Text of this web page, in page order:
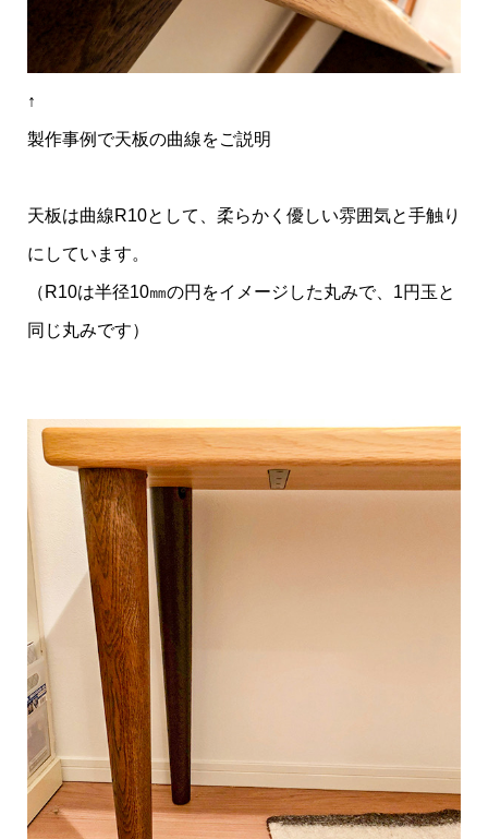
↑
製作事例で天板の曲線をご説明
天板は曲線R10として、柔らかく優しい雰囲気と手触り
にしています。
（R10は半径10㎜の円をイメージした丸みで、1円玉と
同じ丸みです）